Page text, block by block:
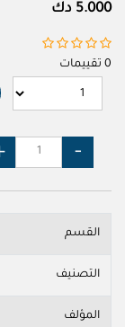
5.000 دك
0 تقييمات
القسم
التصنيف
المؤلف